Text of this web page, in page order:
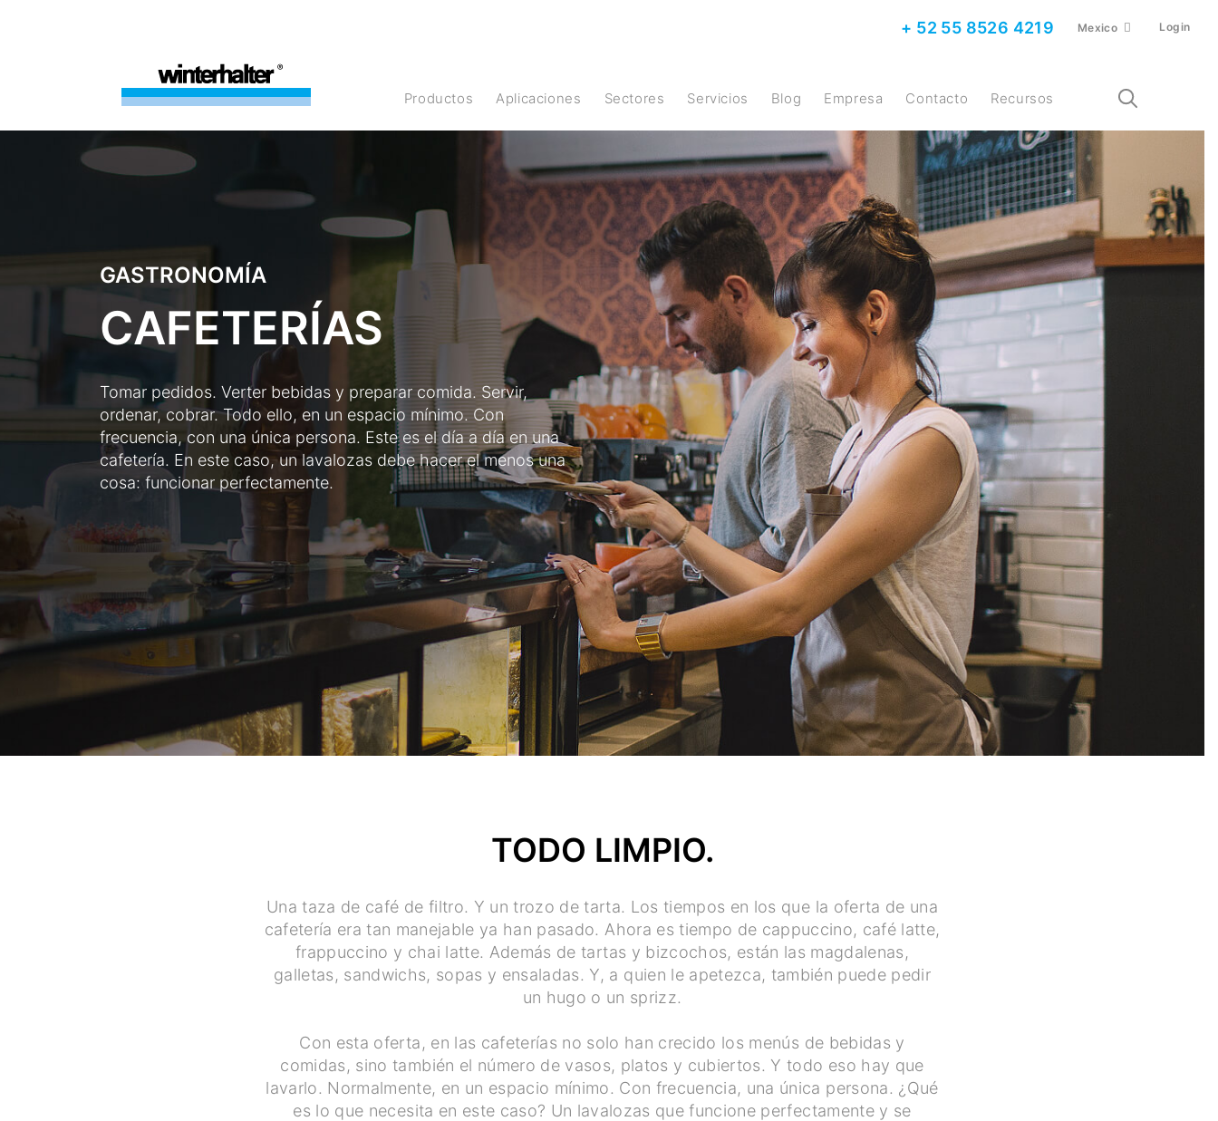
+ 52 55 8526 4219 Mexico Login
Productos Aplicaciones Sectores Servicios Blog Empresa Contacto Recursos
GASTRONOMÍA
CAFETERÍAS
Tomar pedidos. Verter bebidas y preparar comida. Servir,
ordenar, cobrar. Todo ello, en un espacio mínimo. Con
frecuencia, con una única persona. Este es el día a día en una
cafetería. En este caso, un lavalozas debe hacer el menos una
cosa: funcionar perfectamente.
TODO LIMPIO.
Una taza de café de filtro. Y un trozo de tarta. Los tiempos en los que la oferta de una
cafetería era tan manejable ya han pasado. Ahora es tiempo de cappuccino, café latte,
frappuccino y chai latte. Además de tartas y bizcochos, están las magdalenas,
galletas, sandwichs, sopas y ensaladas. Y, a quien le apetezca, también puede pedir
un hugo o un sprizz.
Con esta oferta, en las cafeterías no solo han crecido los menús de bebidas y
comidas, sino también el número de vasos, platos y cubiertos. Y todo eso hay que
lavarlo. Normalmente, en un espacio mínimo. Con frecuencia, una única persona. ¿Qué
es lo que necesita en este caso? Un lavalozas que funcione perfectamente y se